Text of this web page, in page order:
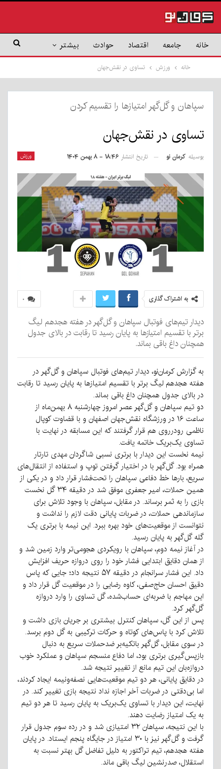
خانه جامعه اقتصاد حوادث بیشتر
خانه ورزش تساوی در نقش‌جهان
سپاهان و گل‌گهر امتیازها را تقسیم کردن
تساوی در نقش‌جهان
ورزش بوسیله کرمان نو تاریخ انتشار ۱۸:۴۶ - ۸ بهمن ۱۴۰۴
۰ به اشتراک گذاری
دیدار تیم‌های فوتبال سپاهان و گل‌گهر در هفته هجدهم لیگ
برتر با تقسیم امتیازها به پایان رسید تا رقابت در بالای جدول
همچنان داغ باقی بماند.
به گزارش کرمان‌نو، دیدار تیم‌های فوتبال سپاهان و گل‌گهر در
هفته هجدهم لیگ برتر با تقسیم امتیازها به پایان رسید تا رقابت
در بالای جدول همچنان داغ باقی بماند.
دو تیم سپاهان و گل‌گهر عصر امروز چهارشنبه ۸ بهمن‌ماه از
ساعت ۱۶ در ورزشگاه نقش‌جهان اصفهان و با قضاوت کوپال
ناظمی رودرروی هم قرار گرفتند که این مسابقه در نهایت با
تساوی یک‌بریک خاتمه یافت.
نیمه نخست این دیدار با برتری نسبی شاگردان مهدی تارتار
همراه بود. گل‌گهر با در اختیار گرفتن توپ و استفاده از انتقال‌های
سریع، بارها خط دفاعی سپاهان را تحت‌فشار قرار داد و در یکی از
همین حملات، امیر جعفری موفق شد در دقیقه ۳۴ گل نخست
بازی را به ثمر برساند. در مقابل، سپاهان با وجود تلاش برای
سازماندهی حملات، در ضربات پایانی دقت لازم را نداشت و
نتوانست از موقعیت‌های خود بهره ببرد. این نیمه با برتری یک
گله گل‌گهر به پایان رسید.
در آغاز نیمه دوم، سپاهان با رویکردی هجومی‌تر وارد زمین شد و
از همان دقایق ابتدایی فشار خود را روی دروازه حریف افزایش
داد. این فشار سرانجام در دقیقه ۵۷ نتیجه داد؛ جایی که پاس
دقیق احسان حاج‌صفی، کاوه رضایی را در موقعیت گل قرار داد و
این مهاجم با ضربه‌ای حساب‌شده، گل تساوی را وارد دروازه
گل‌گهر کرد.
پس از این گل، سپاهان کنترل بیشتری بر جریان بازی داشت و
تلاش کرد با پاس‌های کوتاه و حرکات ترکیبی به گل دوم برسد.
در سوی مقابل، گل‌گهر باتکیه‌بر ضدحملات سریع به دنبال
بازپس‌گیری برتری بود، اما دفاع منسجم سپاهان و عملکرد خوب
دروازه‌بان این تیم مانع از تغییر نتیجه شد.
در دقایق پایانی، هر دو تیم موقعیت‌هایی نصفه‌ونیمه ایجاد کردند،
اما بی‌دقتی در ضربات آخر اجازه نداد نتیجه بازی تغییر کند. در
نهایت، این دیدار با تساوی یک‌بریک به پایان رسید تا هر دو تیم
به یک امتیاز رضایت دهند.
با این نتیجه، سپاهان ۳۲ امتیازی شد و در رده سوم جدول قرار
گرفت و گل‌گهر نیز با ۳۰ امتیاز در جایگاه پنجم ایستاد. در پایان
هفته هجدهم، تیم تراکتور به دلیل تفاضل گل بهتر نسبت به
استقلال، صدرنشین لیگ باقی ماند.